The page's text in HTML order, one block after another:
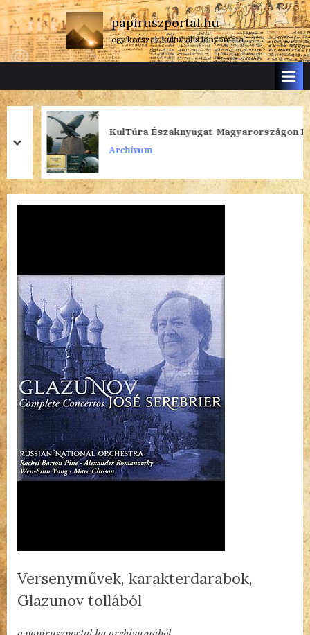
Skip
to
content
papiruszportal.hu
egy korszak kulturális lenyomata
KulTúra Északnyugat-Magyarországon I.
Archívum
prev
next
Versenyművek, karakterdarabok,
Glazunov tollából